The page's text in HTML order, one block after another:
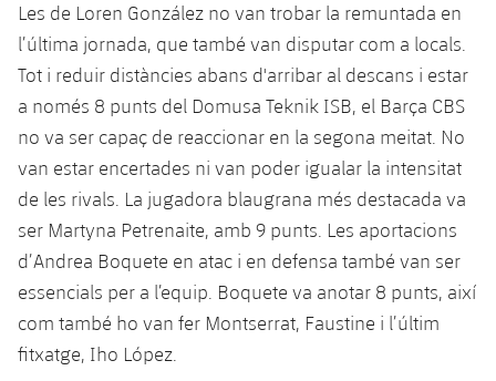
Estadi Johan Cruyff
Barça Cafe
Ciutat Esportiva
La Masia
plusicon
més
Serveis Mèdics
Accessibilitat
plusicon
més
Acreditacions
Instal·lacions
SUB10 B
SUB9 A
SUB9 B
SUB8 A
SUB8 B
Jugadors
Fotos
Palmarès
Infantil A
Infantil B
Mini
Entrades
Resultats
Classificació
Jugadors
Fotos
Història
Palmarès
Calendari
Classificació
Jugadors
Fotos
Actualitat
Juvenil
Cadet B
Infantil A
Infantil B
PLUSICON
MÉS
Primer equip
plusicon
més
Actualitat
Calendari
Entrades
Resultats
Barça Atlètic
plusicon
més
Actualitat
Calendari
Resultats
Base
plusicon
més
Actualitat
Juvenil
Campus Verano
PLUSICON
MÉS
Les de Loren González no van trobar la remuntada en
l’última jornada, que també van disputar com a locals.
Tot i reduir distàncies abans d'arribar al descans i estar
a només 8 punts del Domusa Teknik ISB, el Barça CBS
no va ser capaç de reaccionar en la segona meitat. No
van estar encertades ni van poder igualar la intensitat
de les rivals. La jugadora blaugrana més destacada va
ser Martyna Petrenaite, amb 9 punts. Les aportacions
d’Andrea Boquete en atac i en defensa també van ser
essencials per a l’equip. Boquete va anotar 8 punts, així
com també ho van fer Montserrat, Faustine i l’últim
fitxatge, Iho López.